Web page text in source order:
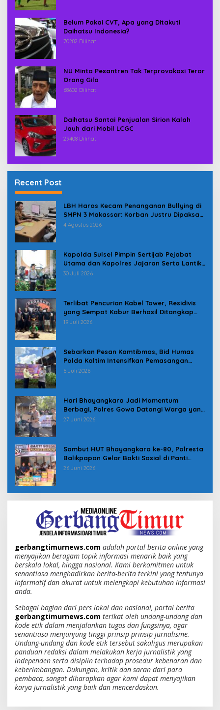
Belum Pakai CVT, Apa yang Ditakuti
Daihatsu Indonesia?
70282 Dilihat
NU Minta Pesantren Tak Terprovokasi Teror
Orang Gila
68602 Dilihat
Daihatsu Santai Penjualan Sirion Kalah
Jauh dari Mobil LCGC
29408 Dilihat
Recent Post
LBH Haros Kecam Penanganan Bullying di
SMPN 3 Makassar: Korban Justru Dipaksa
Pindah
4 Agustus 2026
Kapolda Sulsel Pimpin Sertijab Pejabat
Utama dan Kapolres Jajaran Serta Lantik
Karolog dan Kapolresta Gowa
30 Juli 2026
Terlibat Pencurian Kabel Tower, Residivis
yang Sempat Kabur Berhasil Ditangkap
Tim Gabungan di Jeneponto
19 Juli 2026
Sebarkan Pesan Kamtibmas, Bid Humas
Polda Kaltim Intensifkan Pemasangan
Spanduk serta Pembagian Stiker
6 Juli 2026
Hari Bhayangkara Jadi Momentum
Berbagi, Polres Gowa Datangi Warga yang
Membutuhkan
27 Juni 2026
Sambut HUT Bhayangkara ke-80, Polresta
Balikpapan Gelar Bakti Sosial di Panti
Asuhan Jabal Rahmah
26 Juni 2026
gerbangtimurnews.com adalah portal berita online yang
menyajikan beragam topik informasi menarik baik yang
berskala lokal, hingga nasional. Kami berkomitmen untuk
senantiasa menghadirkan berita-berita terkini yang tentunya
informatif dan akurat untuk melengkapi kebutuhan informasi
anda.
Sebagai bagian dari pers lokal dan nasional, portal berita
gerbangtimurnews.com terikat oleh undang-undang dan
kode etik dalam menjalankan tugas dan fungsinya, agar
senantiasa menjunjung tinggi prinsip-prinsip jurnalisme.
Undang-undang dan kode etik tersebut sakaligus merupakan
panduan redaksi dalam melakukan kerja jurnalistik yang
independen serta disiplin terhadap prosedur kebenaran dan
keberimbangan. Dukungan, kritik dan saran dari para
pembaca, sangat diharapkan agar kami dapat menyajikan
karya jurnalistik yang baik dan mencerdaskan.